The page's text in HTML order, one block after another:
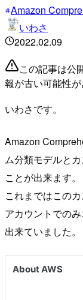
Amazon
いわさ
2022.02.09
この記事は公
報が古い可能性が
いわさです。
Amazon
ム分類モデルと
ことが出来ます。
これまではこの
アカウントでの
出来ていました。